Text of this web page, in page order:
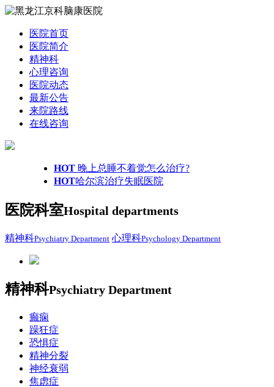
医院首页
医院简介
精神科
心理咨询
医院动态
最新公告
来院路线
在线咨询
HOT 晚上总睡不着觉怎么治疗?
HOT哈尔滨治疗失眠医院
医院科室Hospital departments
精神科Psychiatry Department 心理科Psychology Department
精神科Psychiatry Department
癫痫
躁狂症
恐惧症
精神分裂
神经衰弱
焦虑症